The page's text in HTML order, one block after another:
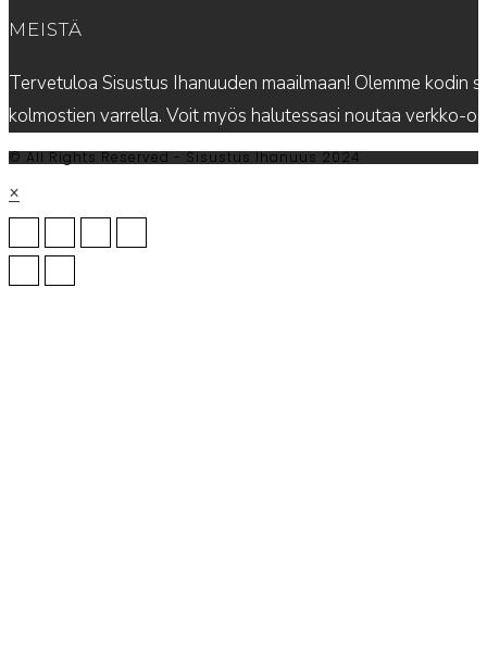
MEISTÄ
Tervetuloa Sisustus Ihanuuden maailmaan! Olemme kodin
kolmostien varrella. Voit myös halutessasi noutaa verkko-
© All Rights Reserved - Sisustus Ihanuus 2024
×